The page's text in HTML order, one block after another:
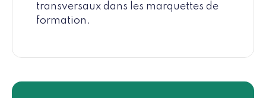
transversaux dans les marquettes de
formation.